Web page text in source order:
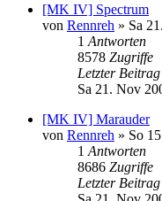
[MK IV] Spectrum
von Rennreh » Sa
1 Antworten
8578 Zugriffe
Letzter Beitrag
Sa 21. Nov
[MK IV] Marauder
von Rennreh » So
1 Antworten
8686 Zugriffe
Letzter Beitrag